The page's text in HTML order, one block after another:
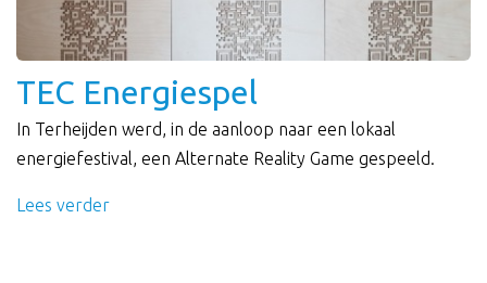
TEC Energiespel
In Terheijden werd, in de aanloop naar een lokaal
energiefestival, een Alternate Reality Game gespeeld.
Lees verder